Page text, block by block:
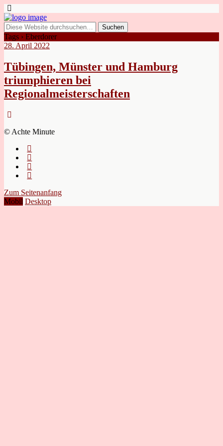
Tags › Eberdorer
28. April 2022
Tübingen, Münster und Hamburg
triumphieren bei
Regionalmeisterschaften
© Achte Minute
Zum Seitenanfang
Mobil Desktop